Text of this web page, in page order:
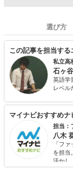
選び方
この記事を担当する
私立高
石ヶ
英語学
レベル
L495
マイナビおすすめナ
担当：
八木
「フ
を担当
活かし
が得意